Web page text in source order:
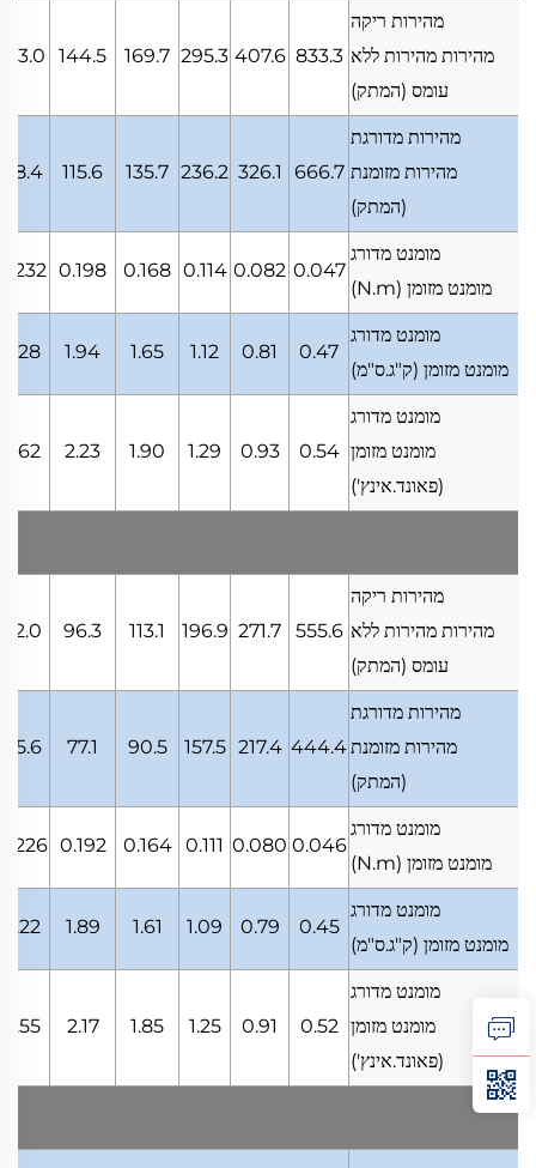
מהירות ריקה
מהירות מהירות ללא
עומס (המתק)
833.3
407.6
295.3
169.7
144.5
123.0
מהירות מדורגת
מהירות מזומנת
(המתק)
666.7
326.1
236.2
135.7
115.6
98.4
מומנט מדורג
מומנט מזומן (N.m)
0.047
0.082
0.114
0.168
0.198
מומנט מדורג
מומנט מזומן (ק"ג.ס"מ)
0.47
0.81
1.12
1.65
1.94
2.28
מומנט מדורג
מומנט מזומן
(פאונד.אינץ')
0.54
0.93
1.29
1.90
2.23
2.62
מהירות ריקה
מהירות מהירות ללא
עומס (המתק)
555.6
271.7
196.9
113.1
96.3
82.0
מהירות מדורגת
מהירות מזומנת
(המתק)
444.4
217.4
157.5
90.5
77.1
65.6
מומנט מדורג
מומנט מזומן (N.m)
0.046
0.080
0.111
0.164
0.192
מומנט מדורג
מומנט מזומן (ק"ג.ס"מ)
0.45
0.79
1.09
1.61
1.89
2.22
מומנט מדורג
מומנט מזומן
(פאונד.אינץ')
0.52
0.91
1.25
1.85
2.17
2.55